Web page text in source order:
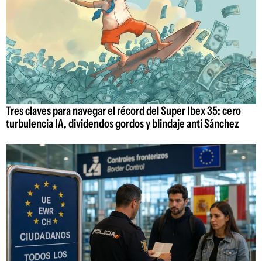
Tres claves para navegar el récord del Super Ibex 35: cero
turbulencia IA, dividendos gordos y blindaje anti Sánchez